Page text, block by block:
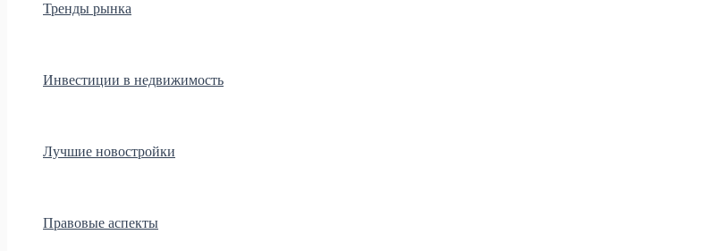
Тренды рынка
Инвестиции в недвижимость
Лучшие новостройки
Правовые аспекты